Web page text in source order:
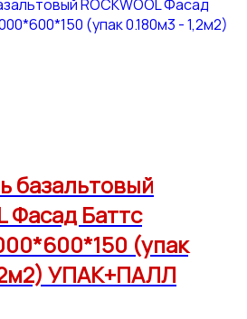
базальтовый
Фасад Баттс
(упак
УПАК+ПАЛЛ